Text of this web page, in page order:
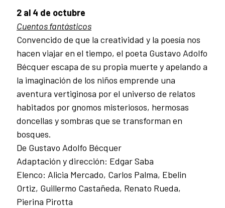
2 al 4 de octubre
Cuentos fantásticos
Convencido de que la creatividad y la poesía nos
hacen viajar en el tiempo, el poeta Gustavo Adolfo
Bécquer escapa de su propia muerte y apelando a
la imaginación de los niños emprende una
aventura vertiginosa por el universo de relatos
habitados por gnomos misteriosos, hermosas
doncellas y sombras que se transforman en
bosques.
De Gustavo Adolfo Bécquer
Adaptación y dirección: Edgar Saba
Elenco: Alicia Mercado, Carlos Palma, Ebelin
Ortiz, Guillermo Castañeda, Renato Rueda,
Pierina Pirotta